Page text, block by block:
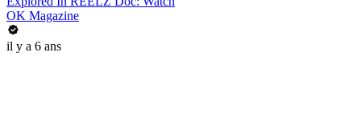
OK Magazine
il y a 6 ans